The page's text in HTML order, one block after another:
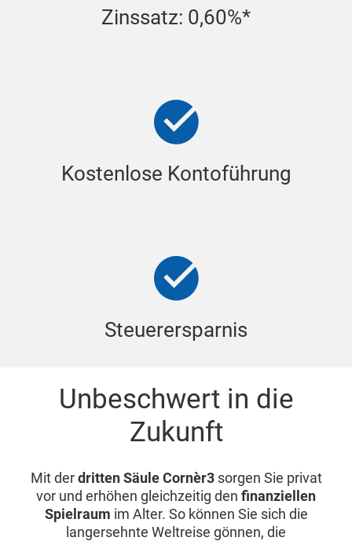
Zinssatz: 0,60%*
Kostenlose Kontoführung
Steuerersparnis
Unbeschwert in die
Zukunft
Mit derdritten Säule Cornèr3sorgen Sie privat
vor und erhöhen gleichzeitig den finanziellen
Spielraum im Alter. So können Sie sich die
langersehnte Weltreise gönnen, die